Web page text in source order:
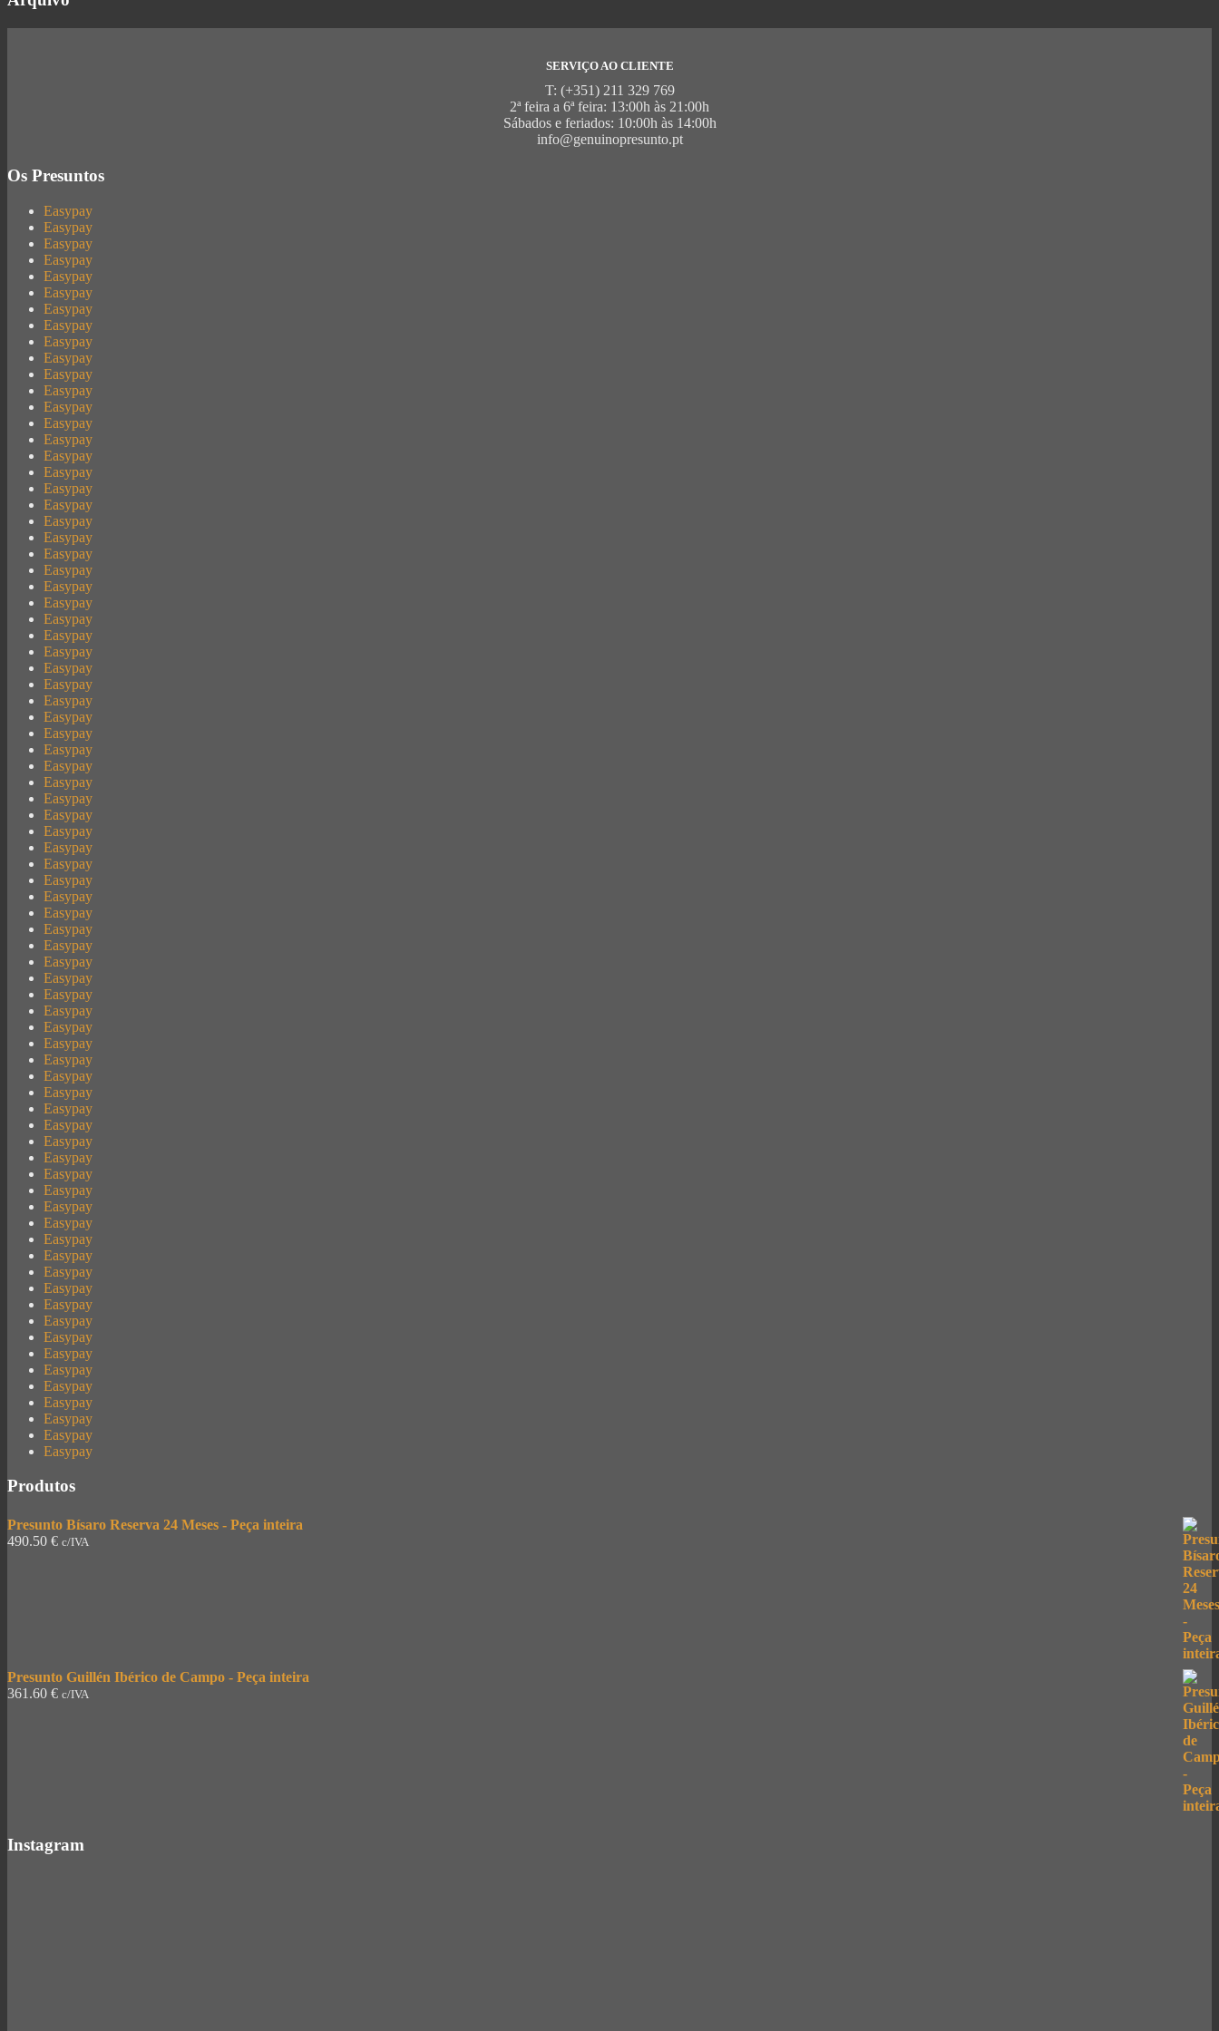
SERVIÇO AO CLIENTE
T: (+351) 211 329 769
2ª feira a 6ª feira: 13:00h às 21:00h
Sábados e feriados: 10:00h às 14:00h
info@genuinopresunto.pt
Os Presuntos
Easypay
Easypay
Easypay
Easypay
Easypay
Easypay
Easypay
Easypay
Easypay
Easypay
Easypay
Easypay
Easypay
Easypay
Easypay
Easypay
Easypay
Easypay
Easypay
Easypay
Easypay
Easypay
Easypay
Easypay
Easypay
Easypay
Easypay
Easypay
Easypay
Easypay
Easypay
Easypay
Easypay
Easypay
Easypay
Easypay
Easypay
Easypay
Easypay
Easypay
Easypay
Easypay
Easypay
Easypay
Easypay
Easypay
Easypay
Easypay
Easypay
Easypay
Easypay
Easypay
Easypay
Easypay
Easypay
Easypay
Easypay
Easypay
Easypay
Easypay
Easypay
Easypay
Easypay
Easypay
Easypay
Easypay
Easypay
Easypay
Easypay
Easypay
Easypay
Easypay
Easypay
Easypay
Easypay
Easypay
Easypay
Produtos
Presunto Bísaro Reserva 24 Meses - Peça inteira
490.50 € c/IVA
Presunto Guillén Ibérico de Campo - Peça inteira
361.60 € c/IVA
Instagram